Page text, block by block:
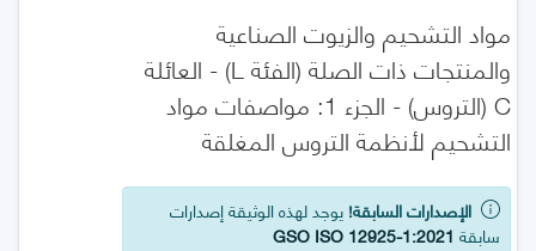
مواد التشحيم والزيوت الصناعية
والمنتجات ذات الصلة (الفئة L) - العائلة
C (التروس) - الجزء 1: مواصفات مواد
التشحيم لأنظمة التروس المغلقة
الإصدارات السابقة! يوجد لهذه الوثيقة إصدارات
سابقة GSO ISO 12925-1:2021